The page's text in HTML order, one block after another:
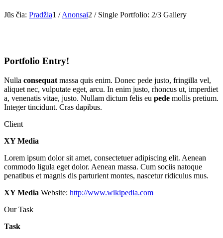
Jūs čia: Pradžia1 / Anonsai2 / Single Portfolio: 2/3 Gallery
Portfolio Entry!
Nulla consequat massa quis enim. Donec pede justo, fringilla vel,
aliquet nec, vulputate eget, arcu. In enim justo, rhoncus ut, imperdiet
a, venenatis vitae, justo. Nullam dictum felis eu pede mollis pretium.
Integer tincidunt. Cras dapibus.
Client
XY Media
Lorem ipsum dolor sit amet, consectetuer adipiscing elit. Aenean
commodo ligula eget dolor. Aenean massa. Cum sociis natoque
penatibus et magnis dis parturient montes, nascetur ridiculus mus.
XY Media Website: http://www.wikipedia.com
Our Task
Task